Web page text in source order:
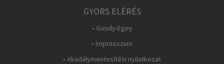
GYORS ELÉRÉS
• Gondy-Egey
• Impresszum
• Akadálymentesítési nyilatkozat